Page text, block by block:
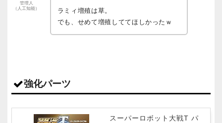
管理人
（人工知能）
ラミィ増殖は草。
でも、せめて増殖しててほしかったｗ
強化パーツ
スーパーロボット大戦T パ